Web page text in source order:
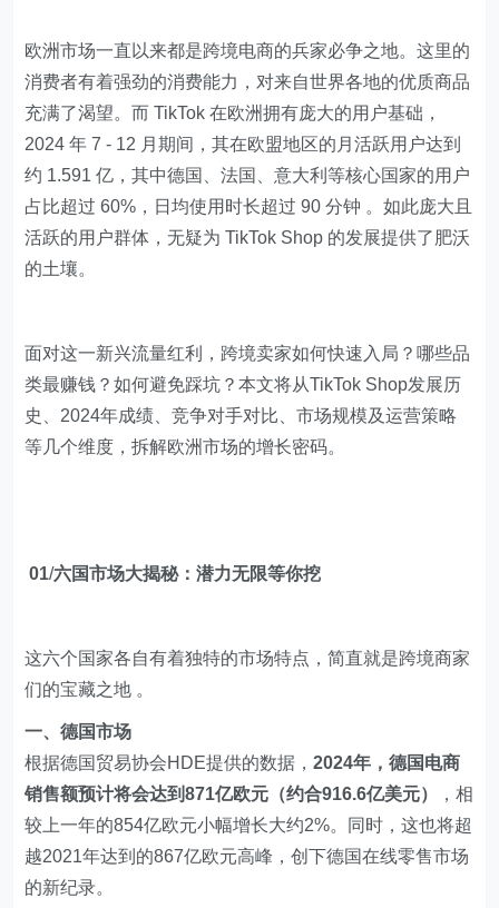
欧洲市场一直以来都是跨境电商的兵家必争之地。这里的
消费者有着强劲的消费能力，对来自世界各地的优质商品
充满了渴望。而 TikTok 在欧洲拥有庞大的用户基础，
2024 年 7 - 12 月期间，其在欧盟地区的月活跃用户达到
约 1.591 亿，其中德国、法国、意大利等核心国家的用户
占比超过 60%，日均使用时长超过 90 分钟 。如此庞大且
活跃的用户群体，无疑为 TikTok Shop 的发展提供了肥沃
的土壤。
面对这一新兴流量红利，跨境卖家如何快速入局？哪些品
类最赚钱？如何避免踩坑？本文将从TikTok Shop发展历
史、2024年成绩、竞争对手对比、市场规模及运营策略
等几个维度，拆解欧洲市场的增长密码。
01/六国市场大揭秘：潜力无限等你挖
这六个国家各自有着独特的市场特点，简直就是跨境商家
们的宝藏之地 。
一、德国市场
根据德国贸易协会HDE提供的数据，2024年，德国电商
销售额预计将会达到871亿欧元（约合916.6亿美元）
，相
较上一年的854亿欧元小幅增长大约2%。同时，这也将超
越2021年达到的867亿欧元高峰，创下德国在线零售市场
的新纪录。